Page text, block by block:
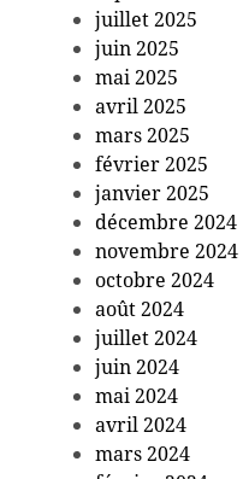
juillet 2025
juin 2025
mai 2025
avril 2025
mars 2025
février 2025
janvier 2025
décembre 2024
novembre 2024
octobre 2024
août 2024
juillet 2024
juin 2024
mai 2024
avril 2024
mars 2024